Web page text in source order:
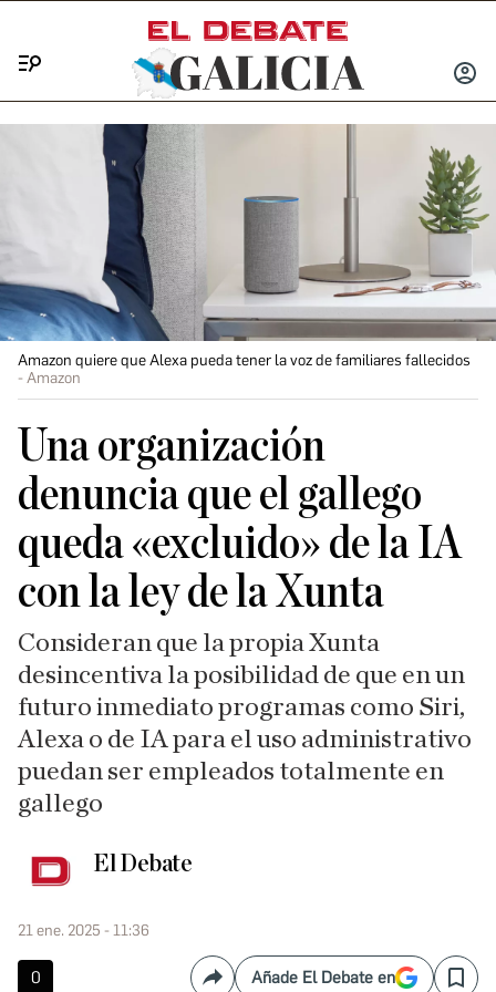
INICIAR
Amazon quiere que Alexa pueda tener la voz de familiares fallecidos
Amazon
Una organización
denuncia que el gallego
queda «excluido» de la IA
con la ley de la Xunta
Consideran que la propia Xunta
desincentiva la posibilidad de que en un
futuro inmediato programas como Siri,
Alexa o de IA para el uso administrativo
puedan ser empleados totalmente en
gallego
El Debate
21 ene. 2025 - 11:36
0 CompartirAñade El Debate en Save